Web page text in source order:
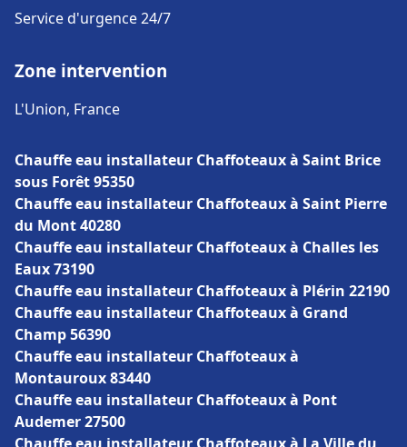
Service d'urgence 24/7
Zone intervention
L'Union, France
Chauffe eau installateur Chaffoteaux à Saint Brice
sous Forêt 95350
Chauffe eau installateur Chaffoteaux à Saint Pierre
du Mont 40280
Chauffe eau installateur Chaffoteaux à Challes les
Eaux 73190
Chauffe eau installateur Chaffoteaux à Plérin 22190
Chauffe eau installateur Chaffoteaux à Grand
Champ 56390
Chauffe eau installateur Chaffoteaux à
Montauroux 83440
Chauffe eau installateur Chaffoteaux à Pont
Audemer 27500